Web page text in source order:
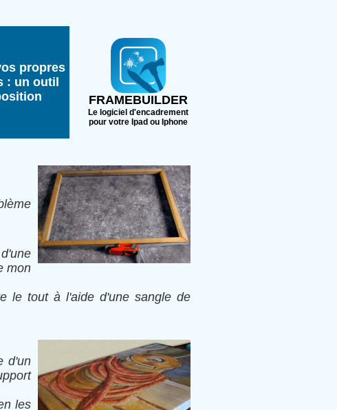
propres
: un outil
FRAMEBUILDER
Le logiciel d'encadrement
pour votre Ipad ou Iphone
mon
le tout à l'aide d'une sangle de
d'un
les